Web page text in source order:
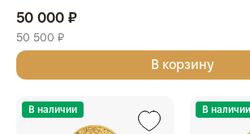
50 000 ₽
50 500 ₽
В корзину
В наличии В наличии